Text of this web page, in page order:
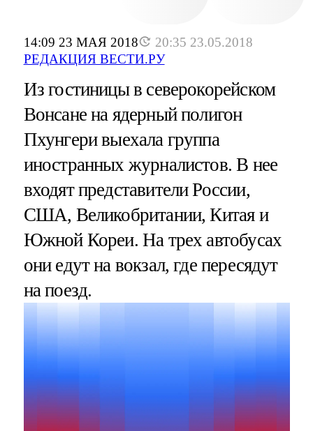
14:09 23 МАЯ 2018
20:35 23.05.2018
РЕДАКЦИЯ ВЕСТИ.РУ
Из гостиницы в северокорейском
Вонсане на ядерный полигон
Пхунгери выехала группа
иностранных журналистов. В нее
входят представители России,
США, Великобритании, Китая и
Южной Кореи. На трех автобусах
они едут на вокзал, где пересядут
на поезд.